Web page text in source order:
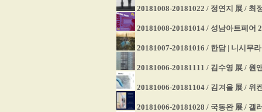
20181008-20181022 / 정연지 展 / 최
20181008-20181014 / 성남아트페어
20181007-20181016 / 한담 | 니시무
20181006-20181111 / 김수영 展 / 원
20181006-20181104 / 김겨울 展 / 위
20181006-20181028 / 국동완 展 / 갤